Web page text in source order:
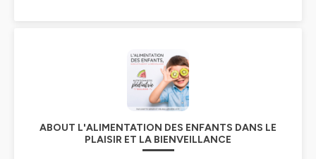
ABOUT L'ALIMENTATION DES ENFANTS DANS LE
PLAISIR ET LA BIENVEILLANCE